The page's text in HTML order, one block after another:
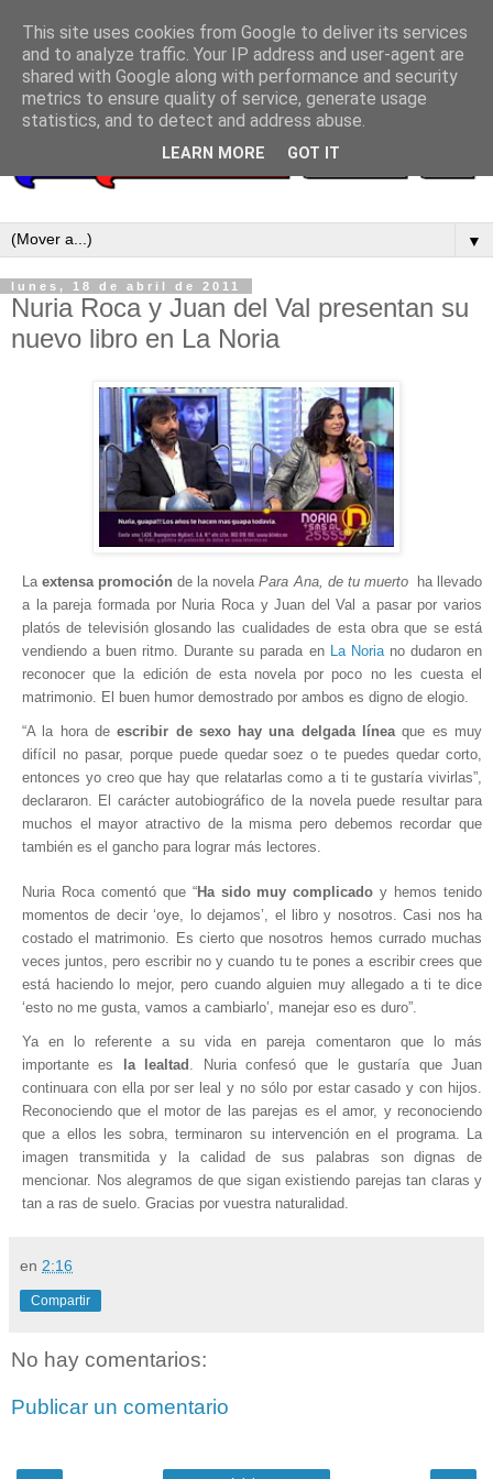
▼
lunes, 18 de abril de 2011
Nuria Roca y Juan del Val presentan su
nuevo libro en La Noria
Laextensa promoción de la novelaPara Ana, de tu muertoha llevado
a la pareja formada por Nuria Roca y Juan del Val a pasar por varios
platós de televisión glosando las cualidades de esta obra que se está
vendiendo a buen ritmo. Durante su parada en La Noriano dudaron en
reconocer que la edición de esta novela por poco no les cuesta el
matrimonio. El buen humor demostrado por ambos es digno de elogio.
“A la hora deescribir de sexo hay una delgada línea que es muy
difícil no pasar, porque puede quedar soez o te puedes quedar corto,
entonces yo creo que hay que relatarlas como a ti te gustaría vivirlas”,
declararon. El carácter autobiográfico de la novela puede resultar para
muchos el mayor atractivo de la misma pero debemos recordar que
también es el gancho para lograr más lectores.
Nuria Roca comentó que “Ha sido muy complicado y hemos tenido
momentos de decir ‘oye, lo dejamos’, el libro y nosotros. Casi nos ha
costado el matrimonio. Es cierto que nosotros hemos currado muchas
veces juntos, pero escribir no y cuando tu te pones a escribir crees que
está haciendo lo mejor, pero cuando alguien muy allegado a ti te dice
‘esto no me gusta, vamos a cambiarlo’, manejar eso es duro”.
Ya en lo referente a su vida en pareja comentaron que lo más
importante es la lealtad . Nuria confesó que le gustaría que Juan
continuara con ella por ser leal y no sólo por estar casado y con hijos.
Reconociendo que el motor de las parejas es el amor, y reconociendo
que a ellos les sobra, terminaron su intervención en el programa. La
imagen transmitida y la calidad de sus palabras son dignas de
mencionar. Nos alegramos de que sigan existiendo parejas tan claras y
tan a ras de suelo. Gracias por vuestra naturalidad.
en 2:16
Compartir
No hay comentarios:
Publicar un comentario
This site uses cookies from Google to deliver its services
and to analyze traffic. Your IP address and user-agent are
shared with Google along with performance and security
metrics to ensure quality of service, generate usage
statistics, and to detect and address abuse.
LEARN MORE GOT IT